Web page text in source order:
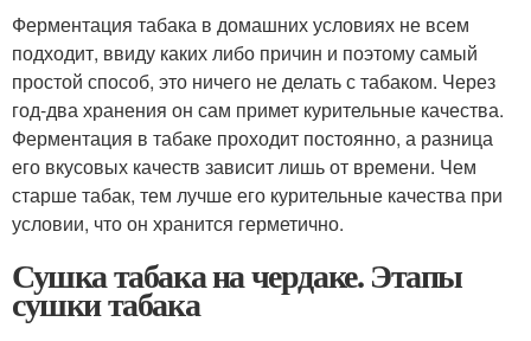
Ферментация табака в домашних условиях не всем
подходит, ввиду каких либо причин и поэтому самый
простой способ, это ничего не делать с табаком. Через
год-два хранения он сам примет курительные качества.
Ферментация в табаке проходит постоянно, а разница
его вкусовых качеств зависит лишь от времени. Чем
старше табак, тем лучше его курительные качества при
условии, что он хранится герметично.
Сушка табака на чердаке. Этапы
сушки табака